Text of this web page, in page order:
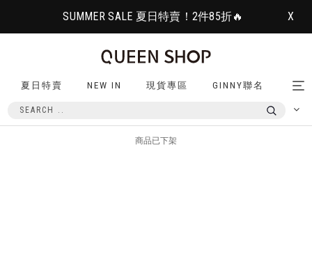
SUMMER SALE 夏日特賣！2件85折🔥 X
夏日特賣 NEW IN 現貨專區 GINNY聯名
商品已下架